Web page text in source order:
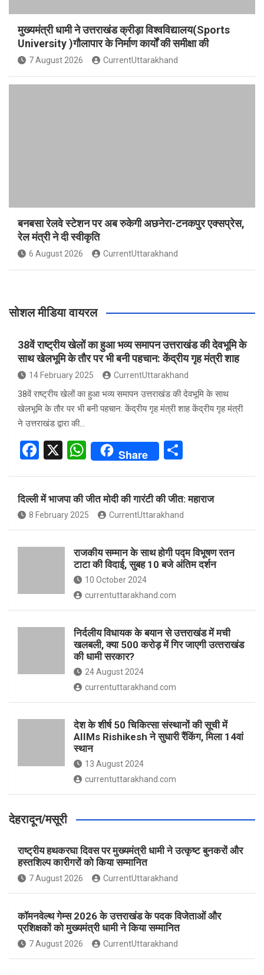
मुख्यमंत्री धामी ने उत्तराखंड क्रीड़ा विश्वविद्यालय(Sports
University )गौलापार के निर्माण कार्यों की समीक्षा की
7 August 2026 CurrentUttarakhand
बनबसा रेलवे स्टेशन पर अब रुकेगी अछनेरा-टनकपुर एक्सप्रेस,
रेल मंत्री ने दी स्वीकृति
6 August 2026 CurrentUttarakhand
सोशल मीडिया वायरल
38वें राष्ट्रीय खेलों का हुआ भव्य समापन उत्तराखंड की देवभूमि के
साथ खेलभूमि के तौर पर भी बनी पहचान: केंद्रीय गृह मंत्री शाह
14 February 2025 CurrentUttarakhand
38वें राष्ट्रीय खेलों का हुआ भव्य समापन उत्तराखंड की देवभूमि के साथ
खेलभूमि के तौर पर भी बनी पहचान: केंद्रीय गृह मंत्री शाह केंद्रीय गृह मंत्री
ने उत्तराखंड द्वारा की…
F
ce
b
o
o
X
W
at
s
A
p
p
Share
e
दिल्ली में भाजपा की जीत मोदी की गारंटी की जीत: महाराज
8 February 2025 CurrentUttarakhand
राजकीय सम्मान के साथ होगी पद्म विभूषण रतन
टाटा की विदाई, सुबह 10 बजे अंतिम दर्शन
10 October 2024
currentuttarakhand.com
निर्दलीय विधायक के बयान से उत्तराखंड में मची
खलबली, क्‍या 500 करोड़ में गिर जाएगी उत्‍तराखंड
की धामी सरकार?
24 August 2024
currentuttarakhand.com
देश के शीर्ष 50 चिकित्सा संस्थानों की सूची में
AIIMs Rishikesh ने सुधारी रैंकिंग, मिला 14वां
स्थान
13 August 2024
currentuttarakhand.com
देहरादून/मसूरी
राष्ट्रीय हथकरघा दिवस पर मुख्यमंत्री धामी ने उत्कृष्ट बुनकरों और
हस्तशिल्प कारीगरों को किया सम्मानित
7 August 2026 CurrentUttarakhand
कॉमनवेल्थ गेम्स 2026 के उत्तराखंड के पदक विजेताओं और
प्रशिक्षकों को मुख्यमंत्री धामी ने किया सम्मानित
7 August 2026 CurrentUttarakhand